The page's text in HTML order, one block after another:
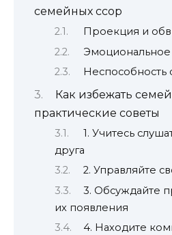
семейных ссор
Проекция и
Неспособность
Как избежать
практические советы
1. Учитесь
друга
2. Управляйте
3. Обсуждайте
их появления
4. Находите